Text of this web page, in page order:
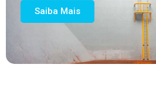
Saiba Mais